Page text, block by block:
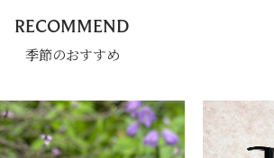
RECOMMEND
季節のおすすめ